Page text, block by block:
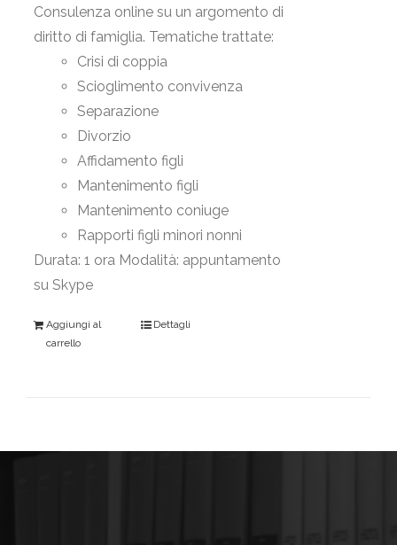
Consulenza online su un argomento di
diritto di famiglia. Tematiche trattate:
Crisi di coppia
Scioglimento convivenza
Separazione
Divorzio
Affidamento figli
Mantenimento figli
Mantenimento coniuge
Rapporti figli minori nonni
Durata: 1 ora Modalità: appuntamento
su Skype
Aggiungi al
carrello
Dettagli